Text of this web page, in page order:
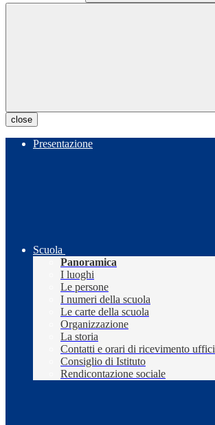
close
Presentazione
Scuola
Panoramica
I luoghi
Le persone
I numeri della scuola
Le carte della scuola
Organizzazione
La storia
Contatti e orari di ricevimento uffici
Consiglio di Istituto
Rendicontazione sociale